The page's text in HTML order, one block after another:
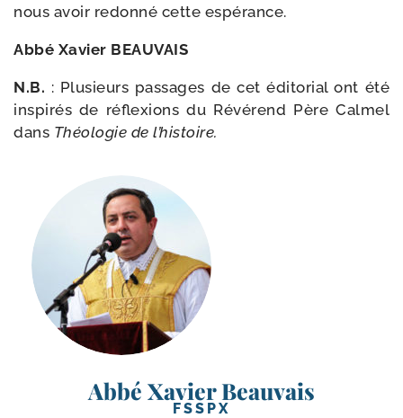
nous avoir redon­né cette espérance.
Abbé Xavier BEAUVAIS
N.B. : Plusieurs pas­sages de cet édi­to­rial ont été
ins­pi­rés de réflexions du Révérend Père Calmel
dans Théologie de l’histoire.
Abbé Xavier Beauvais
FSSPX